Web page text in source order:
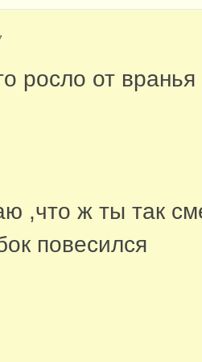
росло от вранья
,что ж ты так
повесился